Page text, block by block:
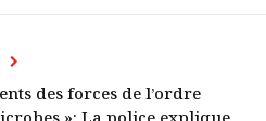
des forces de l’ordre
»: La police explique